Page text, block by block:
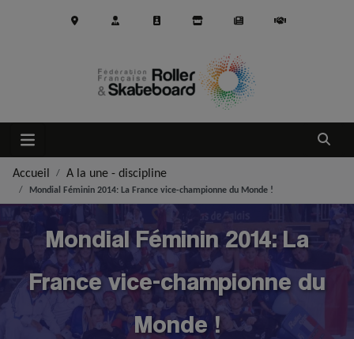
Ouvrir
Accueil A la une - discipline
Mondial Féminin 2014: La France vice-championne du Monde !
Mondial Féminin 2014: La
France vice-championne du
Monde !